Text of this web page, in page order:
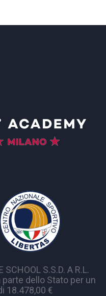
SCHOOL S.S.D. A R.L.
dello Stato per un
18.478,00 €